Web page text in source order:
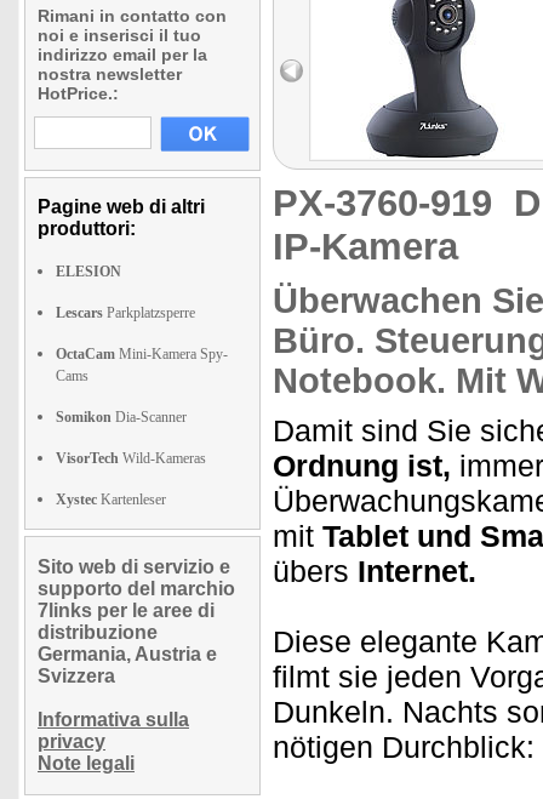
Rimani in contatto con
noi e inserisci il tuo
indirizzo email per la
nostra newsletter
HotPrice.:
Pagine web di altri
produttori:
ELESION
Lescars Parkplatzsperre
OctaCam Mini-Kamera Spy-
Cams
Somikon Dia-Scanner
VisorTech Wild-Kameras
Xystec Kartenleser
Sito web di servizio e
supporto del marchio
7links per le aree di
distribuzione
Germania, Austria e
Svizzera
Informativa sulla
privacy
Note legali
PX-3760-919
IP-Kamera
Überwachen
Büro.
Notebook. Mit
Damit sind Sie
Ordnung ist,
mit Tablet und
übers Internet.
Diese elegante
filmt sie jeden
Dunkeln. Nachts
nötigen